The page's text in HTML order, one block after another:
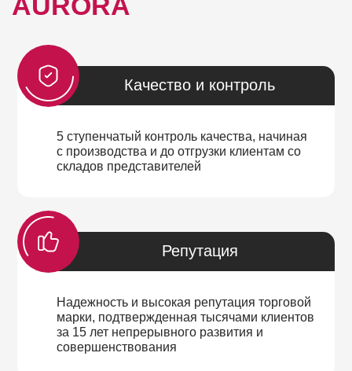
AURORA
Качество и контроль
5 ступенчатый контроль качества, начиная
с производства и до отгрузки клиентам со
складов представителей
Репутация
Надежность и высокая репутация торговой
марки, подтвержденная тысячами клиентов
за 15 лет непрерывного развития и
совершенствования